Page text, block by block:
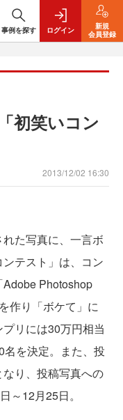
事例を探す ログイン
新規
会員登録
初笑いコン
2013/12/02 16:30
た写真に、一言ボ
テスト」は、コン
Photoshop
作り「ボケて」に
リには30万円相当
を決定。また、投
り、投稿写真への
～12月25日。